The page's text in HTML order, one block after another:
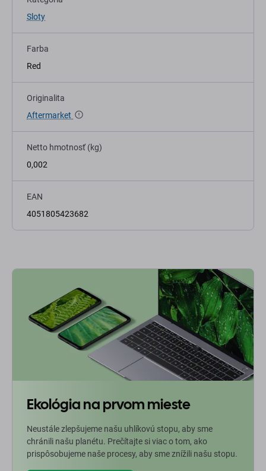
Sloty
Farba
Red
Originalita
Aftermarket
Netto hmotnosť (kg)
0,002
EAN
4051805423682
Ekológia na prvom mieste
Neustále zlepšujeme našu uhlíkovú stopu, aby sme
chránili našu planétu. Prečítajte si viac o tom, ako
prispôsobujeme naše procesy, aby sme znížili našu stopu.